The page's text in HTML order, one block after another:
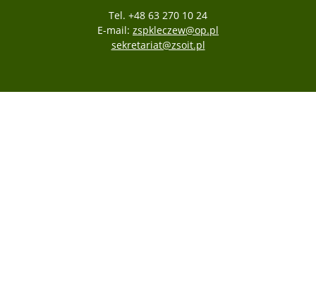
Tel. +48 63 270 10 24
E-mail: zspkleczew@op.pl
sekretariat@zsoit.pl